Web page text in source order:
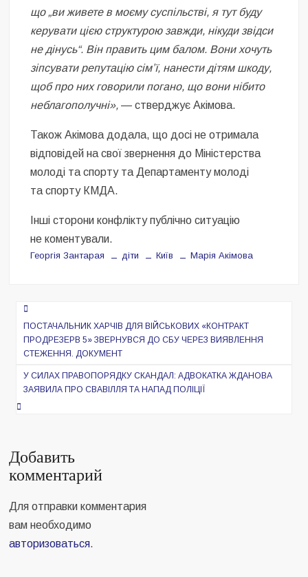
що „ви живете в моєму суспільстві, я тут буду
керувати цією структурою завжди, нікуди звідси
не дінусь“. Він править цим балом. Вони хочуть
зіпсувати репутацію сімʼї, нанести дітям шкоду,
щоб про них говорили погано, що вони нібито
неблагополучні», — стверджує Акімова.
Також Акімова додала, що досі не отримала
відповідей на свої звернення до Міністерства
молоді та спорту та Департаменту молоді
та спорту КМДА.
Інші сторони конфлікту публічно ситуацію
не коментували.
Георгія Зантарая діти Київ Марія Акімова
Навигация
по
записям
ПОСТАЧАЛЬНИК ХАРЧІВ ДЛЯ ВІЙСЬКОВИХ «КОНТРАКТ
ПРОДРЕЗЕРВ 5» ЗВЕРНУВСЯ ДО СБУ ЧЕРЕЗ ВИЯВЛЕННЯ
СТЕЖЕННЯ. ДОКУМЕНТ
У СИЛАХ ПРАВОПОРЯДКУ СКАНДАЛ: АДВОКАТКА ЖДАНОВА
ЗАЯВИЛА ПРО СВАВІЛЛЯ ТА НАПАД ПОЛІЦІЇ
Добавить
комментарий
Для отправки комментария
вам необходимо
авторизоваться.